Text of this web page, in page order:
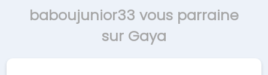
baboujunior33 vous parraine
sur Gaya